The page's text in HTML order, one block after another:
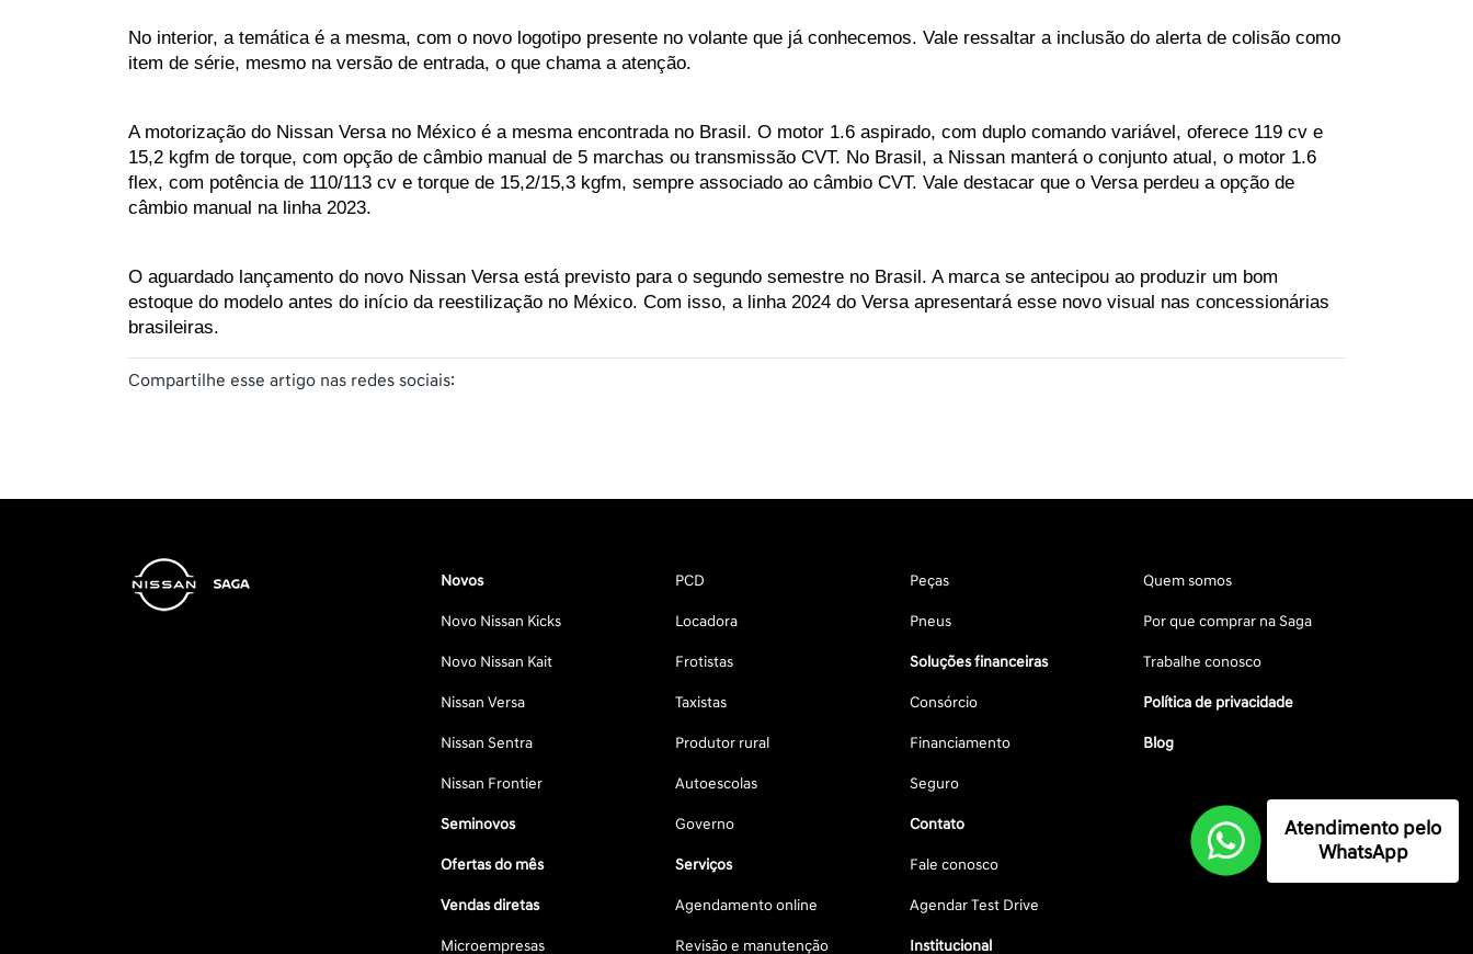
No interior, a temática é a mesma, com o novo logotipo presente no volante que já conhecemos. Vale ressaltar a inclusão do alerta de colisão como
item de série, mesmo na versão de entrada, o que chama a atenção.
A motorização do Nissan Versa no México é a mesma encontrada no Brasil. O motor 1.6 aspirado, com duplo comando variável, oferece 119 cv e
15,2 kgfm de torque, com opção de câmbio manual de 5 marchas ou transmissão CVT. No Brasil, a Nissan manterá o conjunto atual, o motor 1.6
flex, com potência de 110/113 cv e torque de 15,2/15,3 kgfm, sempre associado ao câmbio CVT. Vale destacar que o Versa perdeu a opção de
câmbio manual na linha 2023.
O aguardado lançamento do novo Nissan Versa está previsto para o segundo semestre no Brasil. A marca se antecipou ao produzir um bom
estoque do modelo antes do início da reestilização no México. Com isso, a linha 2024 do Versa apresentará esse novo visual nas concessionárias
brasileiras.
Compartilhe esse artigo nas redes sociais:
Novos
Novo Nissan Kicks
Novo Nissan Kait
Nissan Versa
Nissan Sentra
Nissan Frontier
Seminovos
Ofertas do mês
Vendas diretas
Microempresas
PCD
Locadora
Frotistas
Taxistas
Produtor rural
Autoescolas
Governo
Serviços
Agendamento online
Revisão e manutenção
Peças
Pneus
Soluções financeiras
Consórcio
Financiamento
Seguro
Contato
Fale conosco
Agendar Test Drive
Institucional
Quem somos
Por que comprar na Saga
Trabalhe conosco
Política de privacidade
Blog
Atendimento pelo
WhatsApp